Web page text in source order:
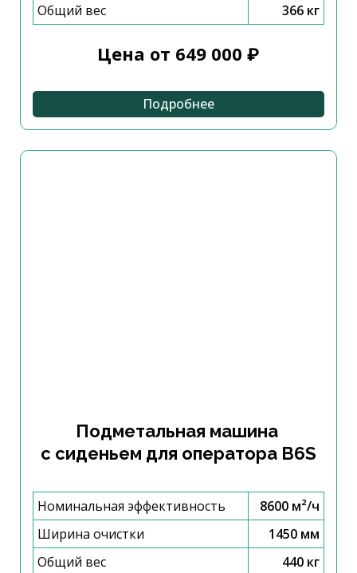
Общий вес
366 кг
Цена от 649 000 ₽
Подробнее
Подметальная машина
с сиденьем для оператора B6S
Номинальная эффективность
8600 м²/ч
Ширина очистки
1450 мм
Общий вес
440 кг